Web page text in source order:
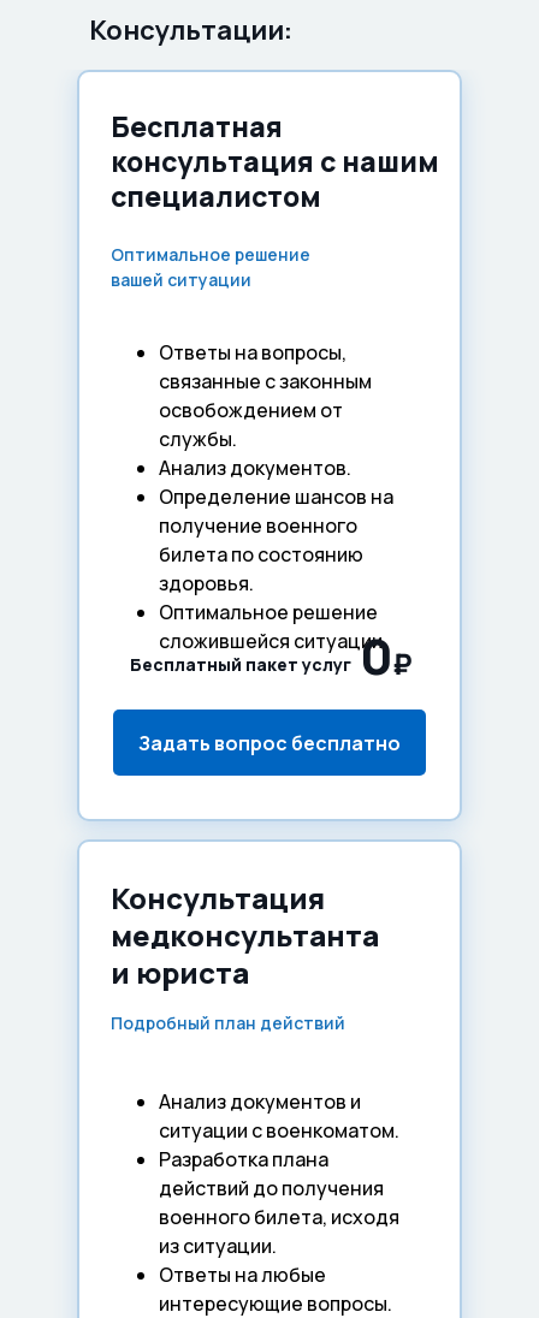
Консультации:
Бесплатная
консультация с нашим
специалистом
Ответы на вопросы,
связанные с законным
освобождением от
службы.
Анализ документов.
Определение шансов на
получение военного
билета по состоянию
здоровья.
Оптимальное решение
сложившейся ситуации.
Задать вопрос бесплатно
Бесплатный пакет услуг 0₽
Оптимальное решение
вашей ситуации
Консультация
медконсультанта
и юриста
Анализ документов и
ситуации с военкоматом.
Разработка плана
действий до получения
военного билета, исходя
из ситуации.
Ответы на любые
интересующие вопросы.
Подробный план действий